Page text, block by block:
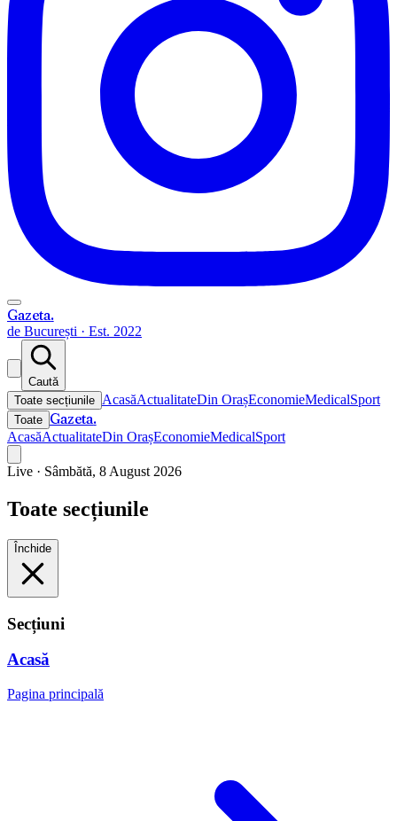
Gazeta.
de București · Est. 2022
Caută
Toate secțiunile AcasăActualitateDin OrașEconomieMedicalSport
Toate Gazeta.
AcasăActualitateDin OrașEconomieMedicalSport
Live · Sâmbătă, 8 August 2026
Toate secțiunile
Închide
Secțiuni
Acasă
Pagina principală